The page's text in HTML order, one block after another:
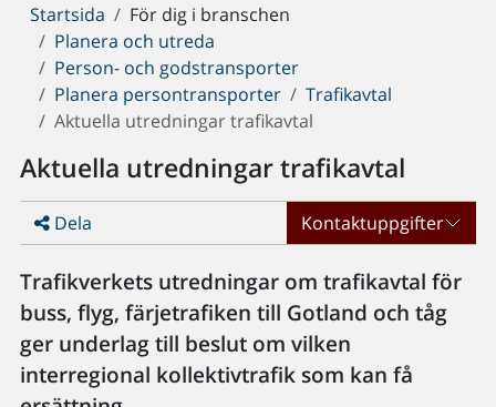
Du
är
här:
Startsida
För dig i branschen
Planera och utreda
Person- och godstransporter
Planera persontransporter
Trafikavtal
Aktuella utredningar trafikavtal
Aktuella utredningar trafikavtal
Dela Kontaktuppgifter
Trafikverkets utredningar om trafikavtal för
buss, flyg, färjetrafiken till Gotland och tåg
ger underlag till beslut om vilken
interregional kollektivtrafik som kan få